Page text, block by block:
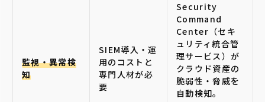
監視・異常検
知
SIEM導入・運
用のコストと
専門人材が必
要
Security
Command
Center（セキ
ュリティ統合管
理サービス）が
クラウド資産の
脆弱性・脅威を
自動検知。